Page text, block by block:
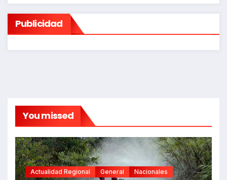
Publicidad
You missed
Actualidad Regional General Nacionales